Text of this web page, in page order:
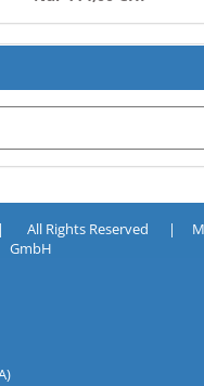
Rights Reserved |
GmbH